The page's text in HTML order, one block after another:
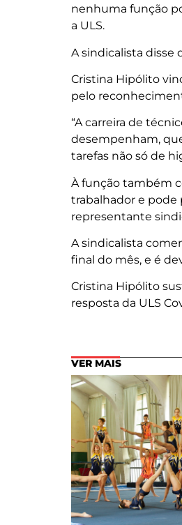
nenhuma função
a ULS.
A sindicalista disse
Cristina Hipólito
pelo
“A carreira de
desempenham,
tarefas não só de
À função também
trabalhador e pode
representante
A sindicalista
final do mês, e é
Cristina Hipólito
resposta da ULS
VER MAIS